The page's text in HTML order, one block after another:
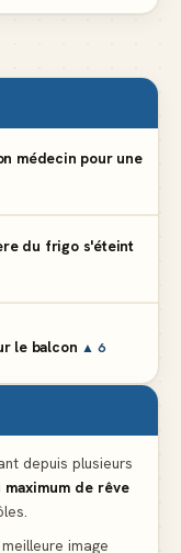
médecin pour une
du frigo s'éteint
le balcon ▲ 6
n'avez pris
de cuisine
depuis plusieurs
de rêve
image